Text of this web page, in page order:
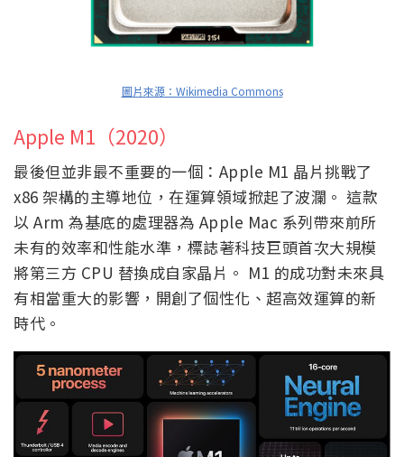
圖片來源：Wikimedia Commons
Apple M1（2020）
最後但並非最不重要的一個：Apple M1 晶片挑戰了
x86 架構的主導地位，在運算領域掀起了波瀾。 這款
以 Arm 為基底的處理器為 Apple Mac 系列帶來前所
未有的效率和性能水準，標誌著科技巨頭首次大規模
將第三方 CPU 替換成自家晶片。 M1 的成功對未來具
有相當重大的影響，開創了個性化、超高效運算的新
時代。